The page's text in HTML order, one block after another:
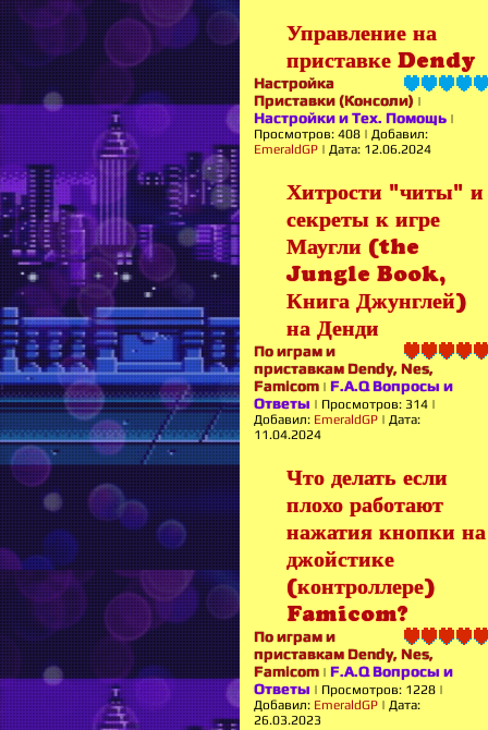
Управление на
приставке Dendy
Настройка
Приставки (Консоли) |
Настройки и Тех. Помощь |
Просмотров: 408 | Добавил:
EmeraldGP | Дата: 12.06.2024
Хитрости "читы" и
секреты к игре
Маугли (the
Jungle Book,
Книга Джунглей)
на Денди
По играм и
приставкам Dendy, Nes,
Famicom | F.A.Q Вопросы и
Ответы | Просмотров: 314 |
Добавил: EmeraldGP | Дата:
11.04.2024
Что делать если
плохо работают
нажатия кнопки на
джойстике
(контроллере)
Famicom?
По играм и
приставкам Dendy, Nes,
Famicom | F.A.Q Вопросы и
Ответы | Просмотров: 1228 |
Добавил: EmeraldGP | Дата:
26.03.2023